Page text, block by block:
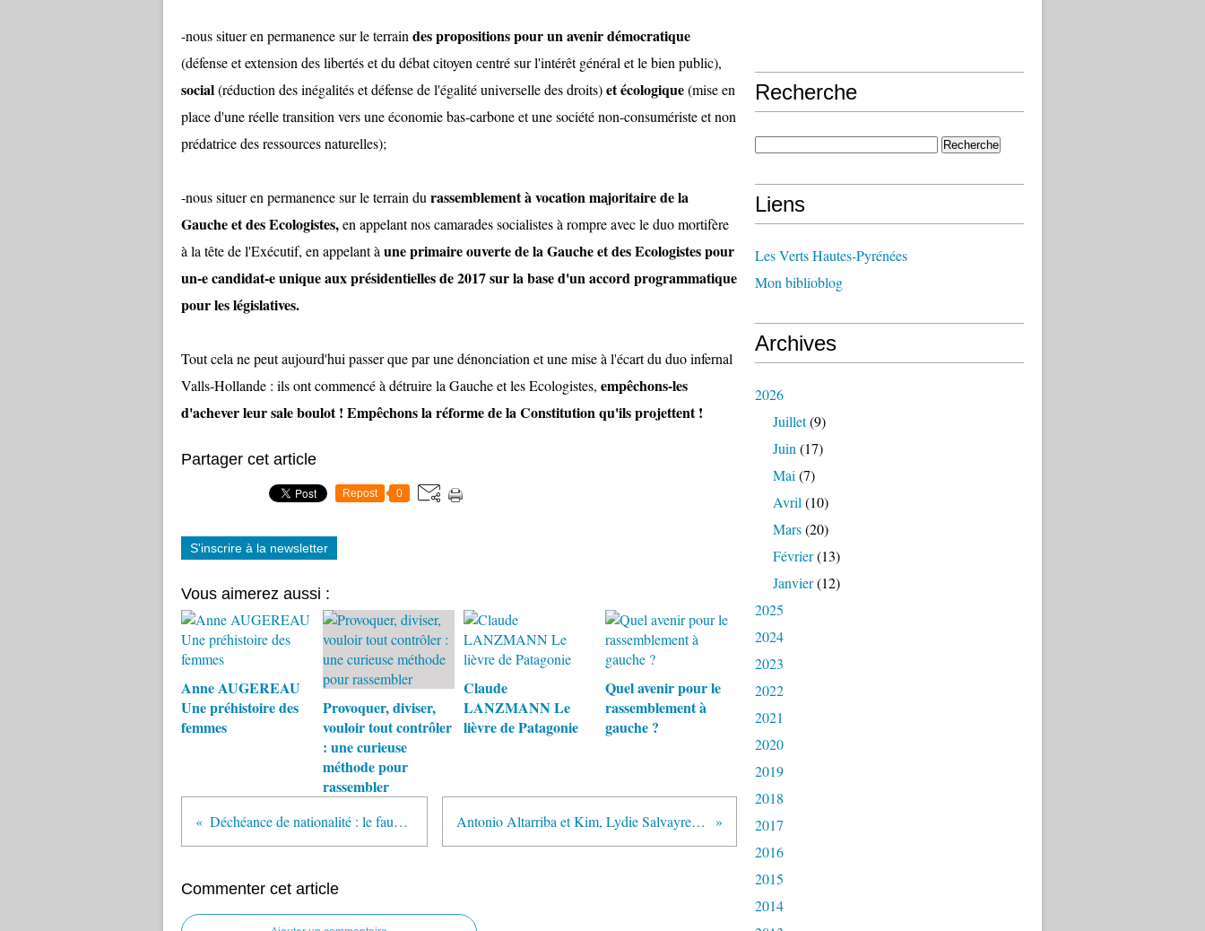
-nous situer en permanence sur le terrain des propositions pour un avenir démocratique
(défense et extension des libertés et du débat citoyen centré sur l'intérêt général et le bien public),
social(réduction des inégalités et défense de l'égalité universelle des droits)et écologique(mise en
place d'une réelle transition vers une économie bas-carbone et une société non-consumériste et non
prédatrice des ressources naturelles);
-nous situer en permanence sur le terrain du rassemblement à vocation majoritaire de la
Gauche et des Ecologistes,en appelant nos camarades socialistes à rompre avec le duo mortifère
à la tête de l'Exécutif, en appelant à une primaire ouverte de la Gauche et des Ecologistes pour
un-e candidat-e unique aux présidentielles de 2017 sur la base d'un accord programmatique
pour les législatives.
Tout cela ne peut aujourd'hui passer que par une dénonciation et une mise à l'écart du duo infernal
Valls-Hollande : ils ont commencé à détruire la Gauche et les Ecologistes, empêchons-les
d'achever leur sale boulot ! Empêchons la réforme de la Constitution qu'ils projettent !
Partager cet article
Repost 0
S'inscrire à la newsletter
Vous aimerez aussi :
Anne AUGEREAU
Une préhistoire des
femmes
Provoquer, diviser,
vouloir tout contrôler
: une curieuse
méthode pour
rassembler
Claude
LANZMANN Le
lièvre de Patagonie
Quel avenir pour le
rassemblement à
gauche ?
Déchéance de nationalité : le faux débat de l'heure ? Antonio Altarriba et Kim, Lydie Salvayre : Mémoires libertaires
Commenter cet article
Recherche
Liens
Les Verts Hautes-Pyrénées
Mon biblioblog
Archives
2026
Juillet(9)
Juin (17)
Mai (7)
Avril (10)
Mars(20)
Février(13)
Janvier(12)
2025
2024
2023
2022
2021
2020
2019
2018
2017
2016
2015
2014